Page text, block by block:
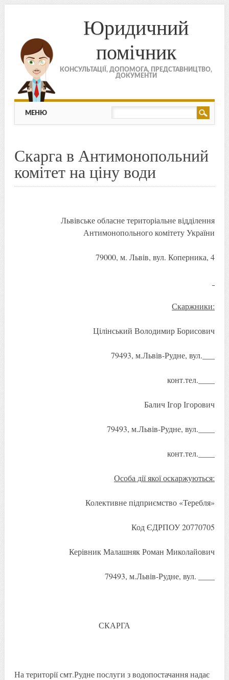
Юридичний
помічник
КОНСУЛЬТАЦІЇ, ДОПОМОГА, ПРЕДСТАВНИЦТВО,
ДОКУМЕНТИ
МЕНЮ
Skip to content
МЕНЮ
Скарга в Антимонопольний
комітет на ціну води
Львівське обласне територіальне відділення
Антимонопольного комітету України
79000, м. Львів, вул. Коперника, 4
Скаржники:
Цілінський Володимир Борисович
79493, м.Львів-Рудне, вул.___
конт.тел.____
Балич Ігор Ігорович
79493, м.Львів-Рудне, вул.____
конт.тел.____
Особа дії якої оскаржуються:
Колективне підприємство «Теребля»
Код ЄДРПОУ 20770705
Керівник Малашняк Роман Миколайович
79493, м.Львів-Рудне, вул. ____
СКАРГА
На території смт.Рудне послуги з водопостачання надає